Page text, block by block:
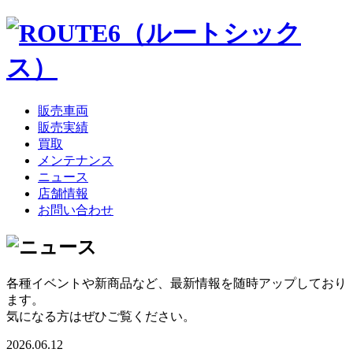
販売車両
販売実績
買取
メンテナンス
ニュース
店舗情報
お問い合わせ
各種イベントや新商品など、最新情報を随時アップしており
ます。
気になる方はぜひご覧ください。
2026.06.12